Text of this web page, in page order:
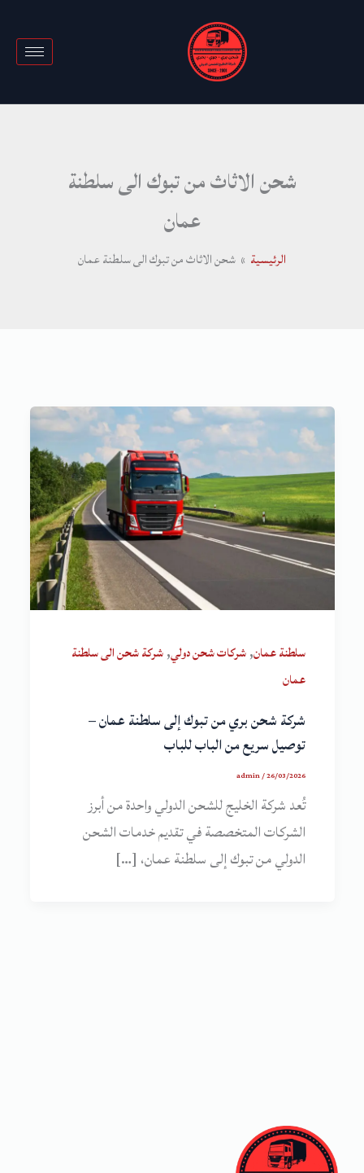
شحن الاثاث من تبوك الى سلطنة
عمان
الرئيسية شحن الاثاث من تبوك الى سلطنة عمان
سلطنة عمان,شركات شحن دولي,شركة شحن الى سلطنة
عمان
شركة شحن بري من تبوك إلى سلطنة عمان –
توصيل سريع من الباب للباب
admin/26/03/2026
تُعد شركة الخليج للشحن الدولي واحدة من أبرز
الشركات المتخصصة في تقديم خدمات الشحن
الدولي من تبوك إلى سلطنة عمان، […]